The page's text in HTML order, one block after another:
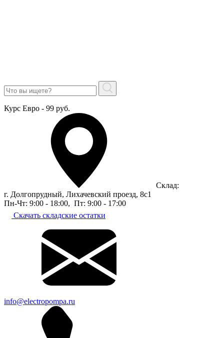
Курс Евро - 99 руб.
Склад:
г. Долгопрудный, Лихачевский проезд, 8c1
Пн-Чт: 9:00 - 18:00, Пт: 9:00 - 17:00
Скачать складские остатки
info@electropompa.ru